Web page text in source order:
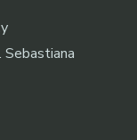
Sebastiana